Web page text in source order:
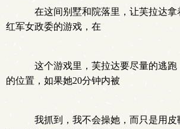
在这间别墅和院落里，让芙拉达拿
红军女政委的游戏，在
这个游戏里，芙拉达要尽量的逃跑
的位置，如果她20分钟内被
我抓到，我不会操她，而只是用皮